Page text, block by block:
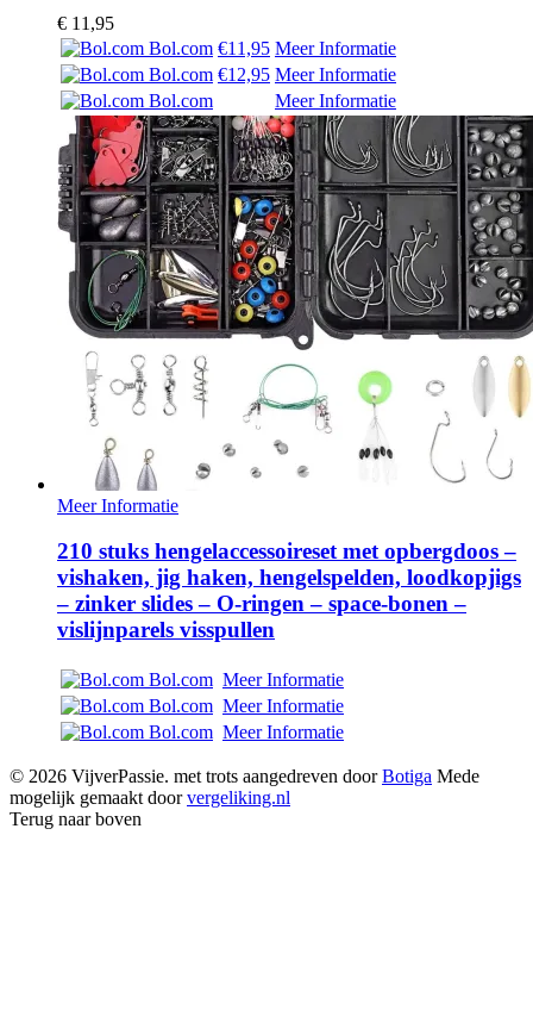
€ 11,95
Bol.com €11,95 Meer Informatie
Bol.com €12,95 Meer Informatie
Bol.com
Meer Informatie
Meer Informatie
210 stuks hengelaccessoireset met opbergdoos –
vishaken, jig haken, hengelspelden, loodkopjigs
– zinker slides – O-ringen – space-bonen –
vislijnparels visspullen
Bol.com Meer Informatie
Bol.com Meer Informatie
Bol.com Meer Informatie
© 2026 VijverPassie. met trots aangedreven doorBotiga Mede
mogelijk gemaakt doorvergeliking.nl
Terug naar boven